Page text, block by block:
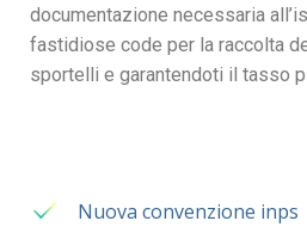
documentazione necessaria
fastidiose code per la raccolta
sportelli e garantendoti il tasso
Nuova convenzione inps